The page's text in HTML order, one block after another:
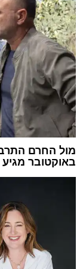
באוקטובר מגיע